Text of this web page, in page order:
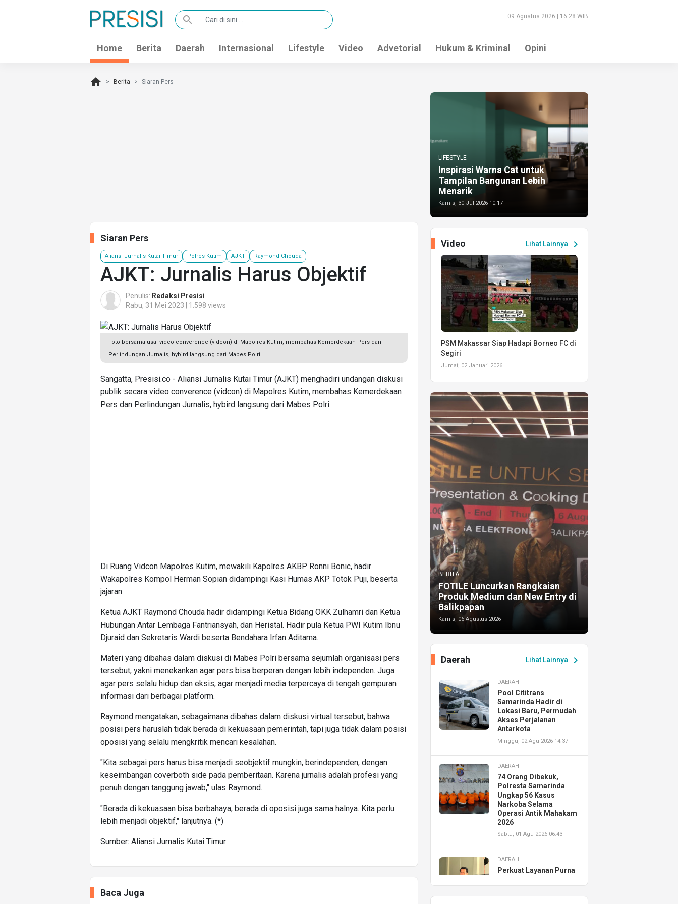
search 09 Agustus 2026 | 16:28 WIB
Home Berita Daerah Internasional Lifestyle Video Advetorial Hukum & Kriminal Opini
home Berita Siaran Pers
Siaran Pers
Aliansi Jurnalis Kutai Timur Polres Kutim AJKT Raymond Chouda
AJKT: Jurnalis Harus Objektif
Penulis: Redaksi Presisi
Rabu, 31 Mei 2023 | 1.598 views
Foto bersama usai video converence (vidcon) di Mapolres Kutim, membahas Kemerdekaan Pers dan
Perlindungan Jurnalis, hybird langsung dari Mabes Polri.
Sangatta, Presisi.co - Aliansi Jurnalis Kutai Timur (AJKT) menghadiri undangan diskusi
publik secara video converence (vidcon) di Mapolres Kutim, membahas Kemerdekaan
Pers dan Perlindungan Jurnalis, hybird langsung dari Mabes Polri.
Di Ruang Vidcon Mapolres Kutim, mewakili Kapolres AKBP Ronni Bonic, hadir
Wakapolres Kompol Herman Sopian didampingi Kasi Humas AKP Totok Puji, beserta
jajaran.
Ketua AJKT Raymond Chouda hadir didampingi Ketua Bidang OKK Zulhamri dan Ketua
Hubungan Antar Lembaga Fantriansyah, dan Heristal. Hadir pula Ketua PWI Kutim Ibnu
Djuraid dan Sekretaris Wardi beserta Bendahara Irfan Aditama.
Materi yang dibahas dalam diskusi di Mabes Polri bersama sejumlah organisasi pers
tersebut, yakni menekankan agar pers bisa berperan dengan lebih independen. Juga
agar pers selalu hidup dan eksis, agar menjadi media terpercaya di tengah gempuran
informasi dari berbagai platform.
Raymond mengatakan, sebagaimana dibahas dalam diskusi virtual tersebut, bahwa
posisi pers haruslah tidak berada di kekuasaan pemerintah, tapi juga tidak dalam posisi
oposisi yang selalu mengkritik mencari kesalahan.
"Kita sebagai pers harus bisa menjadi seobjektif mungkin, berindependen, dengan
keseimbangan coverboth side pada pemberitaan. Karena jurnalis adalah profesi yang
penuh dengan tanggung jawab," ulas Raymond.
"Berada di kekuasaan bisa berbahaya, berada di oposisi juga sama halnya. Kita perlu
lebih menjadi objektif," lanjutnya. (*)
Sumber: Aliansi Jurnalis Kutai Timur
Baca Juga
LIFESTYLE
Inspirasi Warna Cat untuk
Tampilan Bangunan Lebih
Menarik
Kamis, 30 Jul 2026 10:17
Lihat Lainnya chevron_right
Video
PSM Makassar Siap Hadapi Borneo FC di
Segiri
Jumat, 02 Januari 2026
BERITA
FOTILE Luncurkan Rangkaian
Produk Medium dan New Entry di
Balikpapan
Kamis, 06 Agustus 2026
Lihat Lainnya chevron_right
Daerah
DAERAH
Pool Cititrans
Samarinda Hadir di
Lokasi Baru, Permudah
Akses Perjalanan
Antarkota
Minggu, 02 Agu 2026 14:37
DAERAH
74 Orang Dibekuk,
Polresta Samarinda
Ungkap 56 Kasus
Narkoba Selama
Operasi Antik Mahakam
2026
Sabtu, 01 Agu 2026 06:43
DAERAH
Perkuat Layanan Purna
Resmikan AHASS